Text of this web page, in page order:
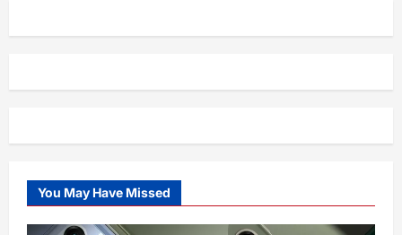
You May Have Missed